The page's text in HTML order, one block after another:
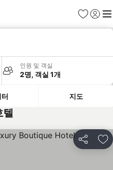
즐겨찾기
로그인
메
인원 및 객실
2명, 객실 1개
터 지도
텔
공유 즐